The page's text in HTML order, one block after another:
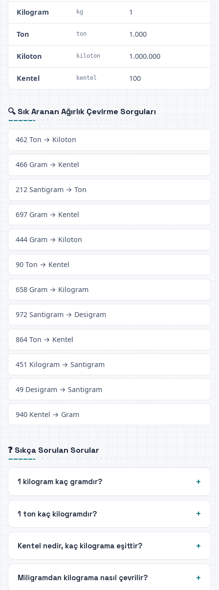
Kilogram kg 1
Ton ton 1.000
Kiloton kiloton 1.000.000
Kentel kentel 100
🔍 Sık Aranan Ağırlık Çevirme Sorguları
462 Ton → Kiloton
466 Gram → Kentel
212 Santigram → Ton
697 Gram → Kentel
444 Gram → Kiloton
90 Ton → Kentel
658 Gram → Kilogram
972 Santigram → Desigram
864 Ton → Kentel
451 Kilogram → Santigram
49 Desigram → Santigram
940 Kentel → Gram
❓ Sıkça Sorulan Sorular
1 kilogram kaç gramdır?
1 ton kaç kilogramdır?
Kentel nedir, kaç kilograma eşittir?
Miligramdan kilograma nasıl çevrilir?